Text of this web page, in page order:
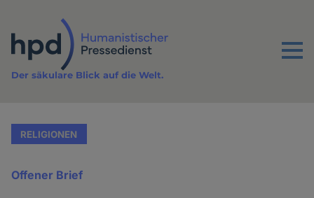
Inhalt
Menu
Der säkulare Blick auf die Welt.
RELIGIONEN
Offener Brief